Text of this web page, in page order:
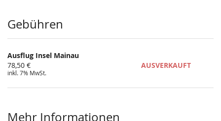
Produkte
Gebühren
Ausflug Insel Mainau
78,50 €
inkl. 7% MwSt.
AUSVERKAUFT
Mehr Informationen